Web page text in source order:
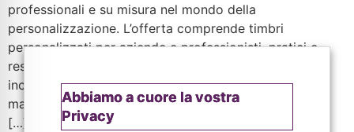
professionali e su misura nel mondo della
personalizzazione. L’offerta comprende timbri
personalizzati per aziende e professionisti, pratici e
resistenti; targhe e segnaletica interna ed esterna;
incisioni di precisione su metallo, plastica e altri
materiali per usi tecnici o decorativi; coppe, medaglie
[…]
Abbiamo a cuore la vostra
Privacy